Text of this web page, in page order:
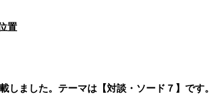
置
しました。テーマは【対談・ソード７】です。